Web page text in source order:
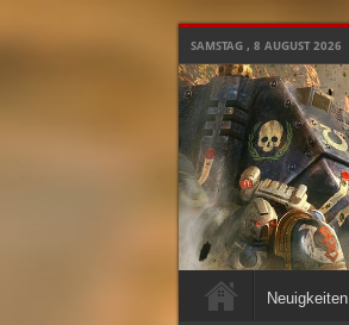
SAMSTAG , 8 AUGUST 2026
Neuigkeiten